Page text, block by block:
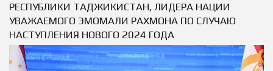
РЕСПУБЛИКИ ТАДЖИКИСТАН, ЛИДЕРА НАЦИИ
УВАЖАЕМОГО ЭМОМАЛИ РАХМОНА ПО СЛУЧАЮ
НАСТУПЛЕНИЯ НОВОГО 2024 ГОДА